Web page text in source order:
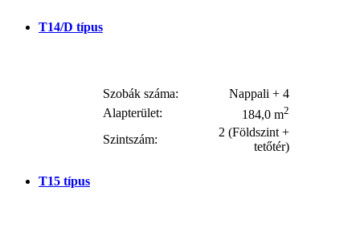
T14/D típus
Szobák száma:
Nappali + 4
Alapterület:
184,0 m2
Szintszám:
2 (Földszint +
tetőtér)
T15 típus